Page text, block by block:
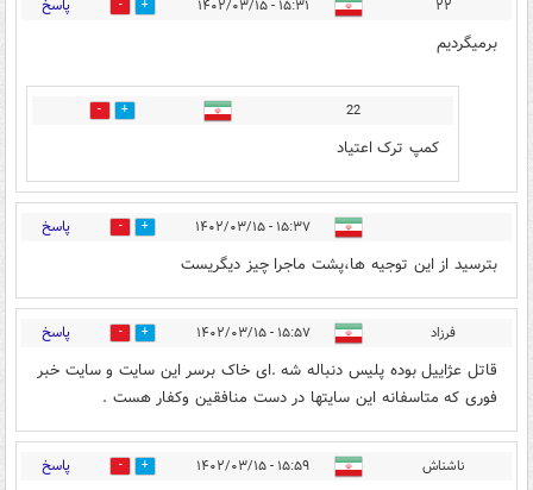
۲۲ ۱۵:۳۱ - ۱۴۰۲/۰۳/۱۵ 1 پاسخ
برمیگردیم
22
0
کمپ ترک اعتیاد
۱۵:۳۷ - ۱۴۰۲/۰۳/۱۵ 3 پاسخ
بترسید از این توجیه ها،پشت ماجرا چیز دیگریست
فرزاد ۱۵:۵۷ - ۱۴۰۲/۰۳/۱۵ 0 پاسخ
قاتل عژاییل بوده پلیس دنباله شه .ای خاک برسر این سایت و سایت خبر
فوری که متاسفانه این سایتها در دست منافقین وکفار هست .
ناشناش ۱۵:۵۹ - ۱۴۰۲/۰۳/۱۵ 2 پاسخ